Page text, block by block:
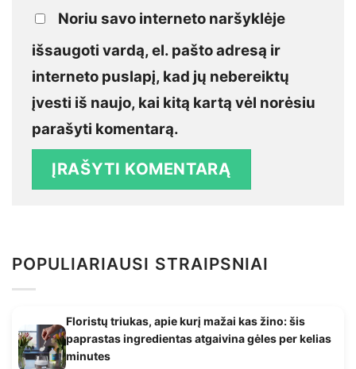
Noriu savo interneto naršyklėje
išsaugoti vardą, el. pašto adresą ir
interneto puslapį, kad jų nebereiktų
įvesti iš naujo, kai kitą kartą vėl norėsiu
parašyti komentarą.
POPULIARIAUSI STRAIPSNIAI
Floristų triukas, apie kurį mažai kas žino: šis
paprastas ingredientas atgaivina gėles per kelias
minutes